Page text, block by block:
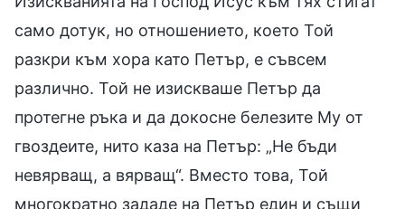
само дотук, но отношението, което Той
разкри към хора като Петър, е съвсем
различно. Той не изискваше Петър да
протегне ръка и да докосне белезите Му от
гвоздеите, нито каза на Петър: „Не бъди
невярващ, а вярващ“. Вместо това, Той
многократно зададе на Петър един и същи